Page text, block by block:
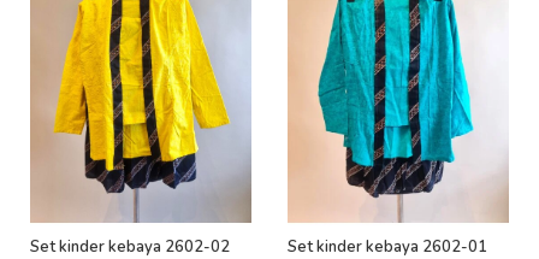
Set kinder kebaya 2602-02 Set kinder kebaya 2602-01